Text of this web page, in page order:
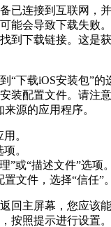
已连接到互联网，
能会导致下载失败
到下载链接。这是
“下载iOS安装包”的
装配置文件。请注
源的应用程序。
。
。
”或“描述文件”选项。
置文件，选择“信任”。
回主屏幕，您应该
按照提示进行设置